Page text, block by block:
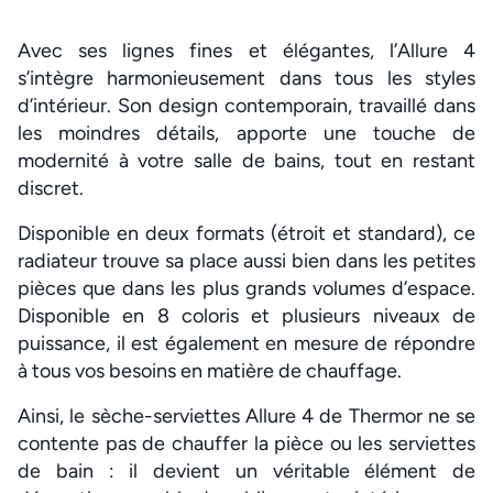
Avec ses lignes fines et élégantes, l’Allure 4
s’intègre harmonieusement dans tous les styles
d’intérieur. Son design contemporain, travaillé dans
les moindres détails, apporte une touche de
modernité à votre salle de bains, tout en restant
discret.
Disponible en deux formats (étroit et standard), ce
radiateur trouve sa place aussi bien dans les petites
pièces que dans les plus grands volumes d’espace.
Disponible en 8 coloris et plusieurs niveaux de
puissance, il est également en mesure de répondre
à tous vos besoins en matière de chauffage.
Ainsi, le sèche-serviettes Allure 4 de Thermor ne se
contente pas de chauffer la pièce ou les serviettes
de bain : il devient un véritable élément de